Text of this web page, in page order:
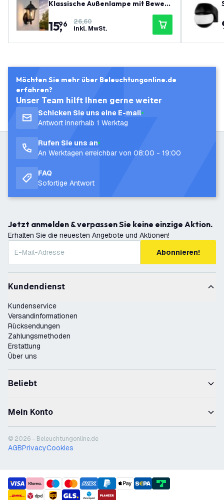
Klassische Außenlampe mit Beweg
ungsmelder - E27 Fassung - IP44 -
Schwarz
15,
96
26,60
inkl. MwSt.
Möchten Sie mehr über Beleuchtungonline.de
erfahren?
Unser Team hilft Ihnen gerne weiter
Schicken Sie uns eine E-mail
Antwort innerhalb 1 Werktag
Rufen Sie uns an
An Werktagen erreichbar von 08:00 - 19:00
FAQ
Sofortige Antwort
Jetzt anmelden & verpassen Sie keine einzige Aktion.
Erhalten Sie die neuesten Angebote und Aktionen!
Abonnieren!
Kundendienst
Kundenservice
Versandinformationen
Rücksendungen
Zahlungsmethoden
Erstattung
Über uns
Beliebt
Mein Konto
© 2026 - Beleuchtungonline.de
AGBPrivacyCookies
payment methods